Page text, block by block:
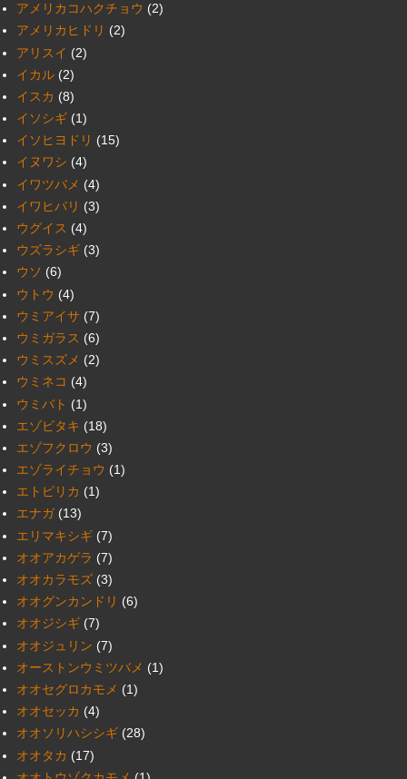
アメリカコハクチョウ (2)
アメリカヒドリ (2)
アリスイ (2)
イカル (2)
イスカ (8)
イソシギ (1)
イソヒヨドリ (15)
イヌワシ (4)
イワツバメ (4)
イワヒバリ (3)
ウグイス (4)
ウズラシギ (3)
ウソ (6)
ウトウ (4)
ウミアイサ (7)
ウミガラス (6)
ウミスズメ (2)
ウミネコ (4)
ウミバト (1)
エゾビタキ (18)
エゾフクロウ (3)
エゾライチョウ (1)
エトピリカ (1)
エナガ (13)
エリマキシギ (7)
オオアカゲラ (7)
オオカラモズ (3)
オオグンカンドリ (6)
オオジシギ (7)
オオジュリン (7)
オーストンウミツバメ (1)
オオセグロカモメ (1)
オオセッカ (4)
オオソリハシシギ (28)
オオタカ (17)